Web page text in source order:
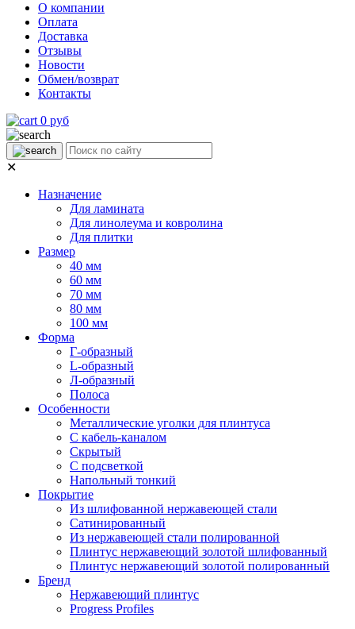
О компании
Оплата
Доставка
Отзывы
Новости
Обмен/возврат
Контакты
0 руб
✕
Назначение
Для ламината
Для линолеума и ковролина
Для плитки
Размер
40 мм
60 мм
70 мм
80 мм
100 мм
Форма
Г-образный
L-образный
Л-образный
Полоса
Особенности
Металлические уголки для плинтуса
С кабель-каналом
Скрытый
С подсветкой
Напольный тонкий
Покрытие
Из шлифованной нержавеющей стали
Сатинированный
Из нержавеющей стали полированной
Плинтус нержавеющий золотой шлифованный
Плинтус нержавеющий золотой полированный
Бренд
Нержавеющий плинтус
Progress Profiles